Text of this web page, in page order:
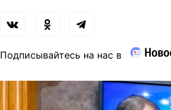
Подписывайтесь на нас в